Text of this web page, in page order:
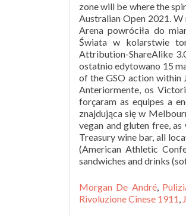
zone will be where the
Australian Open 2021.
Arena powróciła do
Świata w kolarstwie
Attribution-ShareAlike
ostatnio edytowano 15
of the GSO action within
Anteriormente, os
forçaram as equipes a
znajdująca się w
vegan and gluten free,
Treasury wine bar, all
(American Athletic
sandwiches and drinks
Morgan De André,
Rivoluzione Cinese 1911,